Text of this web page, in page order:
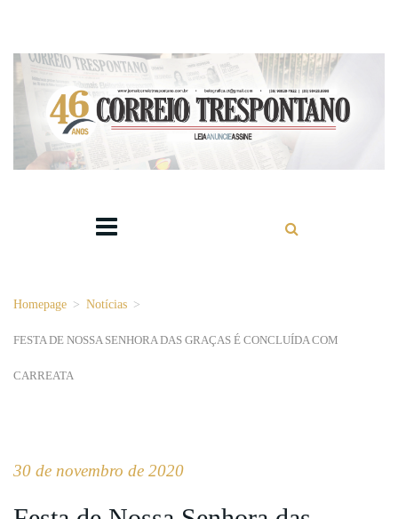
Homepage > Notícias >
FESTA DE NOSSA SENHORA DAS GRAÇAS É CONCLUÍDA COM
CARREATA
30 de novembro de 2020